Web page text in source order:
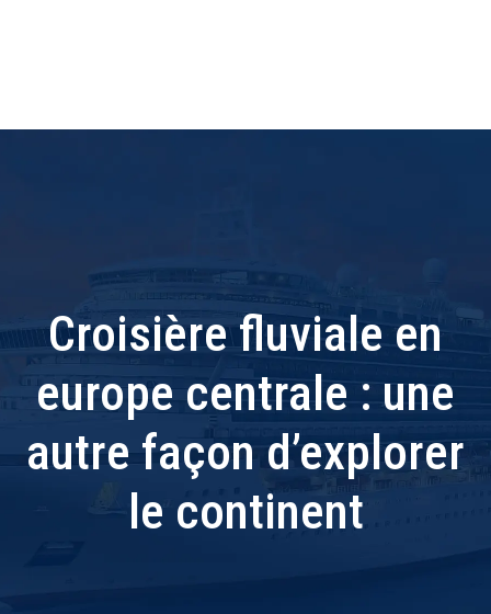
Croisière fluviale en
europe centrale : une
autre façon d’explorer
le continent